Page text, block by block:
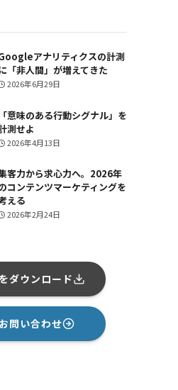
アナリティクスの計測
「非人間」が増えてきた
2026年6月29日
「意味のある行動シグナル」を
測せよ
2026年4月13日
客力から求心力へ。2026年
コンテンツマーケティングを
える
2026年2月24日
ダウンロード
問い合わせ